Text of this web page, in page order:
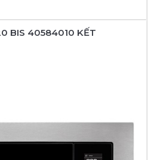
BIS 40584010 KẾT